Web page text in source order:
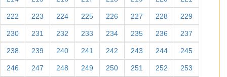
222 223 224 225 226 227 228 229
230 231 232 233 234 235 236 237
238 239 240 241 242 243 244 245
246 247 248 249 250 251 252 253